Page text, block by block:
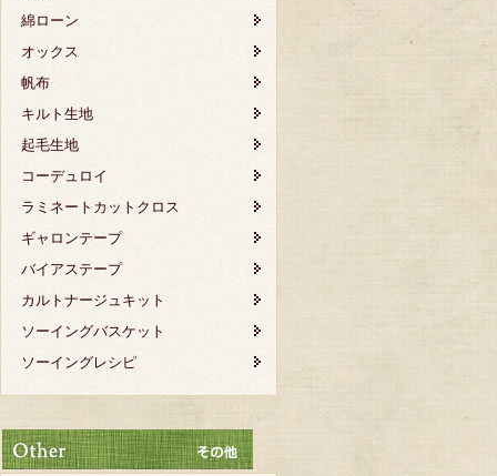
綿ローン
オックス
帆布
キルト生地
起毛生地
コーデュロイ
ラミネートカットクロス
ギャロンテープ
バイアステープ
カルトナージュキット
ソーイングバスケット
ソーイングレシピ